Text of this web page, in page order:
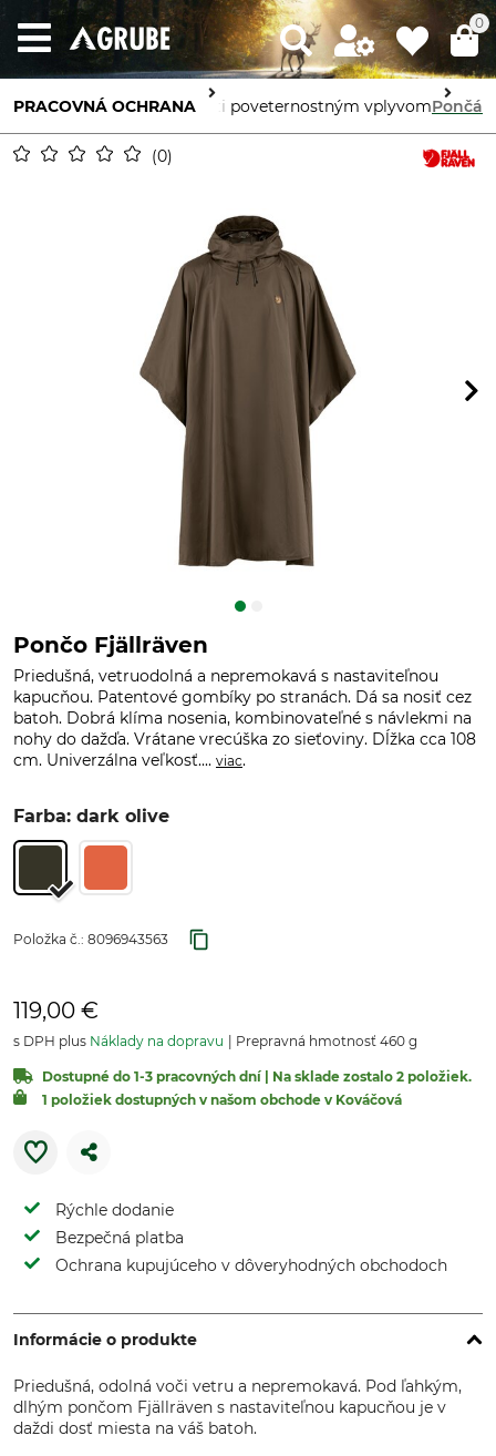
0
PRACOVNÁ OCHRANA
Ochrana telaOchrana proti poveternostným vplyvomPončá
0
Pončo Fjällräven
Priedušná, vetruodolná a nepremokavá s nastaviteľnou
kapucňou. Patentové gombíky po stranách. Dá sa nosiť cez
batoh. Dobrá klíma nosenia, kombinovateľné s návlekmi na
nohy do dažďa. Vrátane vrecúška zo sieťoviny. Dĺžka cca 108
cm. Univerzálna veľkosť.... viac.
Farba: dark olive
Položka č.: 8096943563
119,00 €
s DPH plus Náklady na dopravu Prepravná hmotnosť 460 g
Dostupné do 1-3 pracovných dní | Na sklade zostalo 2 položiek.
1 položiek dostupných v našom obchode v Kováčová
Rýchle dodanie
Bezpečná platba
Ochrana kupujúceho v dôveryhodných obchodoch
Informácie o produkte
Priedušná, odolná voči vetru a nepremokavá. Pod ľahkým,
dlhým pončom Fjällräven s nastaviteľnou kapucňou je v
daždi dosť miesta na váš batoh.